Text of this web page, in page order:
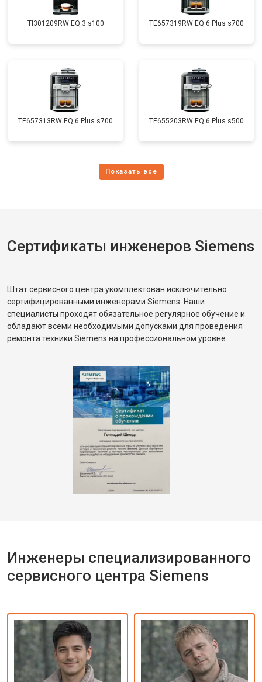
TI301209RW EQ.3 s100 TE657319RW EQ.6 Plus s700
TE657313RW EQ.6 Plus s700 TE655203RW EQ.6 Plus s500
Сертификаты инженеров Siemens
Штат сервисного центра укомплектован исключительно
сертифицированными инженерами Siemens. Наши
специалисты проходят обязательное регулярное обучение и
обладают всеми необходимыми допусками для проведения
ремонта техники Siemens на профессиональном уровне.
Инженеры специализированного
сервисного центра Siemens